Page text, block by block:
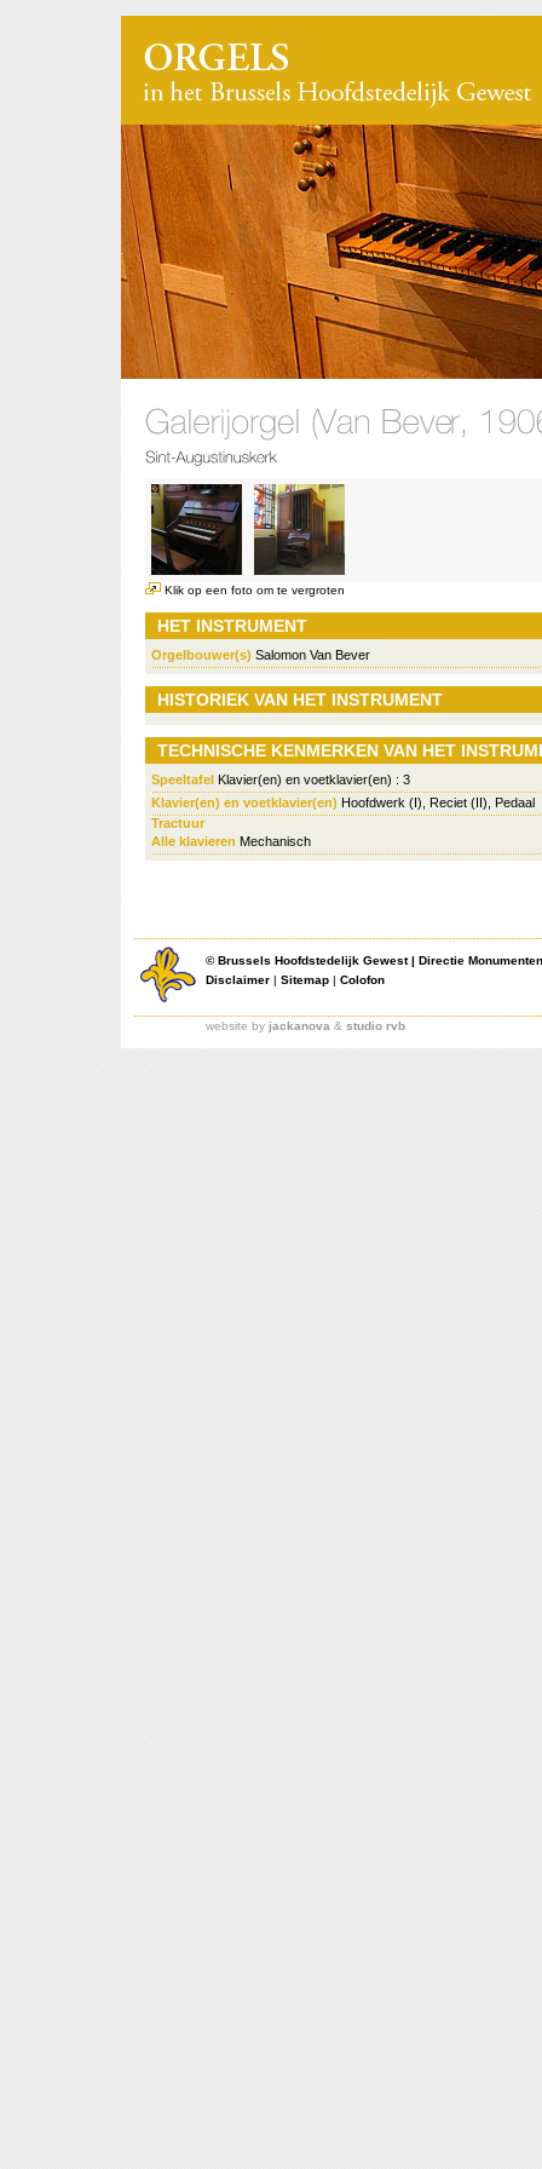
Klik op een foto om te vergroten
HET INSTRUMENT
Orgelbouwer(s) Salomon Van Bever
HISTORIEK VAN HET INSTRUMENT
TECHNISCHE KENMERKEN VAN HET
Speeltafel Klavier(en) en voetklavier(en) : 3
Klavier(en) en voetklavier(en) Hoofdwerk (I), Reciet (II), Pedaal
Tractuur
Alle klavieren Mechanisch
©Brussels Hoofdstedelijk Gewest| Directie
Disclaimer | Sitemap | Colofon
website by jackanova & studio rvb